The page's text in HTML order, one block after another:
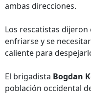
ambas direcciones.
Los rescatistas
enfriarse y se
caliente para
El brigadista Bogdan
población occidental